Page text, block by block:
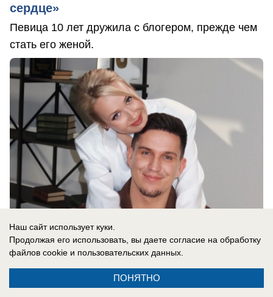
сердце»
Певица 10 лет дружила с блогером, прежде чем
стать его женой.
09.08.2026 0
Новости СМИ2
Наш сайт использует куки.
Продолжая его использовать, вы даете согласие на обработку
файлов cookie и пользовательских данных.
ПОНЯТНО